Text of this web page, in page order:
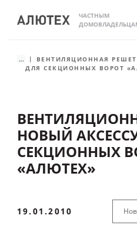
ЧАСТНЫМ
...
ВЕНТИЛЯЦИОННАЯ
ДЛЯ СЕКЦИОННЫХ ВОРОТ
НОВЫЙ
СЕКЦИОННЫХ
«АЛЮТЕХ»
19.01.2010